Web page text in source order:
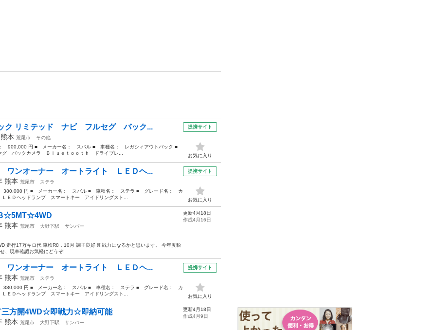
ク リミテッド ナビ フルセグ バック...
熊本 荒尾市
その他
900,000 円 ■ メーカー名： スバル ■ 車種名： レガシィアウトバック ■
バックカメラ Ｂｌｕｅｔｏｏｔｈ ドライブレ...
提携サイト
お気に入り
ワンオーナー オートライト ＬＥＤヘ...
熊本 荒尾市
ステラ
380,000 円 ■ メーカー名： スバル ■ 車種名： ステラ ■ グレード名： カ
Ｄヘッドランプ スマートキー アイドリングスト...
提携サイト
お気に入り
熊本 荒尾市 大野下駅 サンバー
走行17万キロ代 車検R8，10月 調子良好 即戦力になるかと思います。 今年度税
、現車確認お気軽にどうぞ!
更新4月18日
作成4月16日
ワンオーナー オートライト ＬＥＤヘ...
熊本 荒尾市
ステラ
380,000 円 ■ メーカー名： スバル ■ 車種名： ステラ ■ グレード名： カ
Ｄヘッドランプ スマートキー アイドリングスト...
提携サイト
お気に入り
三方開4WD☆即戦力☆即納可能
熊本 荒尾市 大野下駅 サンバー
更新4月18日
作成4月9日